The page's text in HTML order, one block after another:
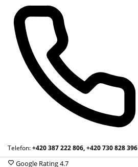
Telefon:+420 387 222 806, +420 730 828 396
Google Rating4.7